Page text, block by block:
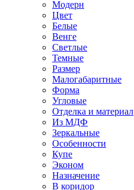
Модерн
Цвет
Белые
Венге
Светлые
Темные
Размер
Малогабаритные
Форма
Угловые
Отделка и материал
Из МДФ
Зеркальные
Особенности
Купе
Эконом
Назначение
В коридор